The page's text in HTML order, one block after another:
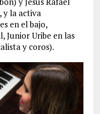
y la activa
en el bajo,
Junior Uribe en las
y coros).